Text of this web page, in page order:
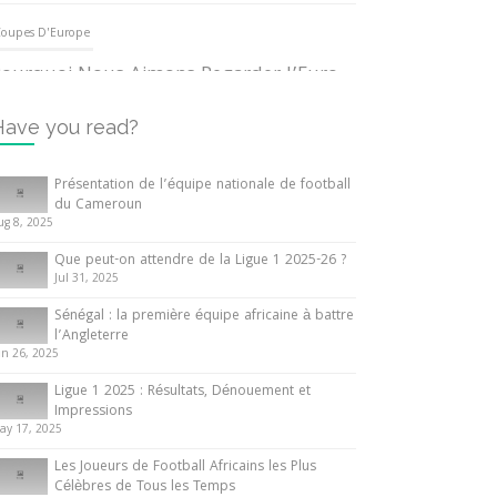
D'Europe
Nous Aimons Regarder l’Euro
June 2024
Internationales
ce que vous devez savoir sur la
d’Afrique des Nations
10 May 2024
Internationales
de l’équipe nationale de
football du Cameroun
2025
you read?
Présentation de l’équipe nationale de football
du Cameroun
8, 2025
Que peut-on attendre de la Ligue 1 2025-26 ?
Jul 31, 2025
Sénégal : la première équipe africaine à battre
l’Angleterre
26, 2025
Ligue 1 2025 : Résultats, Dénouement et
Impressions
17, 2025
Les Joueurs de Football Africains les Plus
Célèbres de Tous les Temps